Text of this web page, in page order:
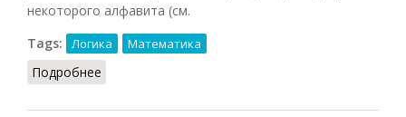
некоторого алфавита (см.
Tags:
Логика Математика
Подробнее